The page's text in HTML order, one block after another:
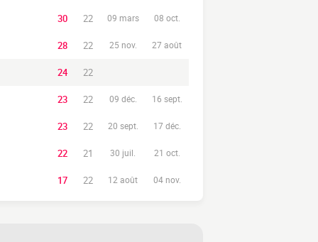
30 22 09 mars 08 oct.
28 22 25 nov. 27 août
24 22
23 22 09 déc. 16 sept.
23 22 20 sept. 17 déc.
22 21 30 juil. 21 oct.
17 22 12 août 04 nov.